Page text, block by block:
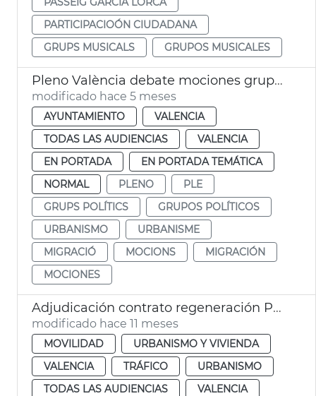
PARTICIPACIOÓN CIUDADANA
GRUPS MUSICALS
GRUPOS MUSICALES
Pleno València debate mociones grupos municipales
modificado hace 5 meses
AYUNTAMIENTO
VALENCIA
TODAS LAS AUDIENCIAS
VALENCIA
EN PORTADA
EN PORTADA TEMÁTICA
NORMAL
PLENO
PLE
GRUPS POLÍTICS
GRUPOS POLÍTICOS
URBANISMO
URBANISME
MIGRACIÓ
MOCIONS
MIGRACIÓN
MOCIONES
Adjudicación contrato regeneración Pérez Galdós Giorgeta
modificado hace 11 meses
MOVILIDAD
URBANISMO Y VIVIENDA
VALENCIA
TRÁFICO
URBANISMO
TODAS LAS AUDIENCIAS
VALENCIA